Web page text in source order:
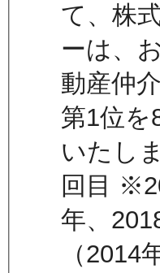
て、株
ーは、
動産仲
第1位を
いたし
回目
年、
（2014